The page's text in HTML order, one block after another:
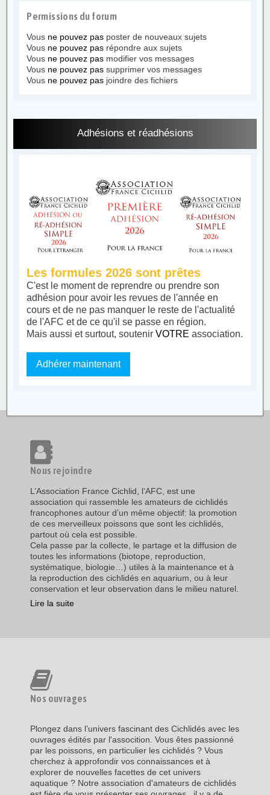
Permissions du forum
Vous ne pouvez pas poster de nouveaux sujets
Vous ne pouvez pas répondre aux sujets
Vous ne pouvez pas modifier vos messages
Vous ne pouvez pas supprimer vos messages
Vous ne pouvez pas joindre des fichiers
Adhésions et réadhésions
Les formules 2026 sont prêtes
C'est le moment de reprendre ou prendre son
adhésion pour avoir les revues de l'année en
cours et de ne pas manquer le reste de l'actualité
de l'AFC et de ce qu'il se passe en région.
Mais aussi et surtout, soutenirVOTRE association.
Adhérer maintenant
Nous rejoindre
L’Association France Cichlid, l‘AFC, est une
association qui rassemble les amateurs de cichlidés
francophones autour d’un même objectif: la promotion
de ces merveilleux poissons que sont les cichlidés,
partout où cela est possible.
Cela passe par la collecte, le partage et la diffusion de
toutes les informations (biotope, reproduction,
systématique, biologie…) utiles à la maintenance et à
la reproduction des cichlidés en aquarium, ou à leur
conservation et leur observation dans le milieu naturel.
Lire la suite
Nos ouvrages
Plongez dans l’univers fascinant des Cichlidés avec les
ouvrages édités par l'assocition. Vous êtes passionné
par les poissons, en particulier les cichlidés ? Vous
cherchez à approfondir vos connaissances et à
explorer de nouvelles facettes de cet univers
aquatique ? Notre association d'amateurs de cichlidés